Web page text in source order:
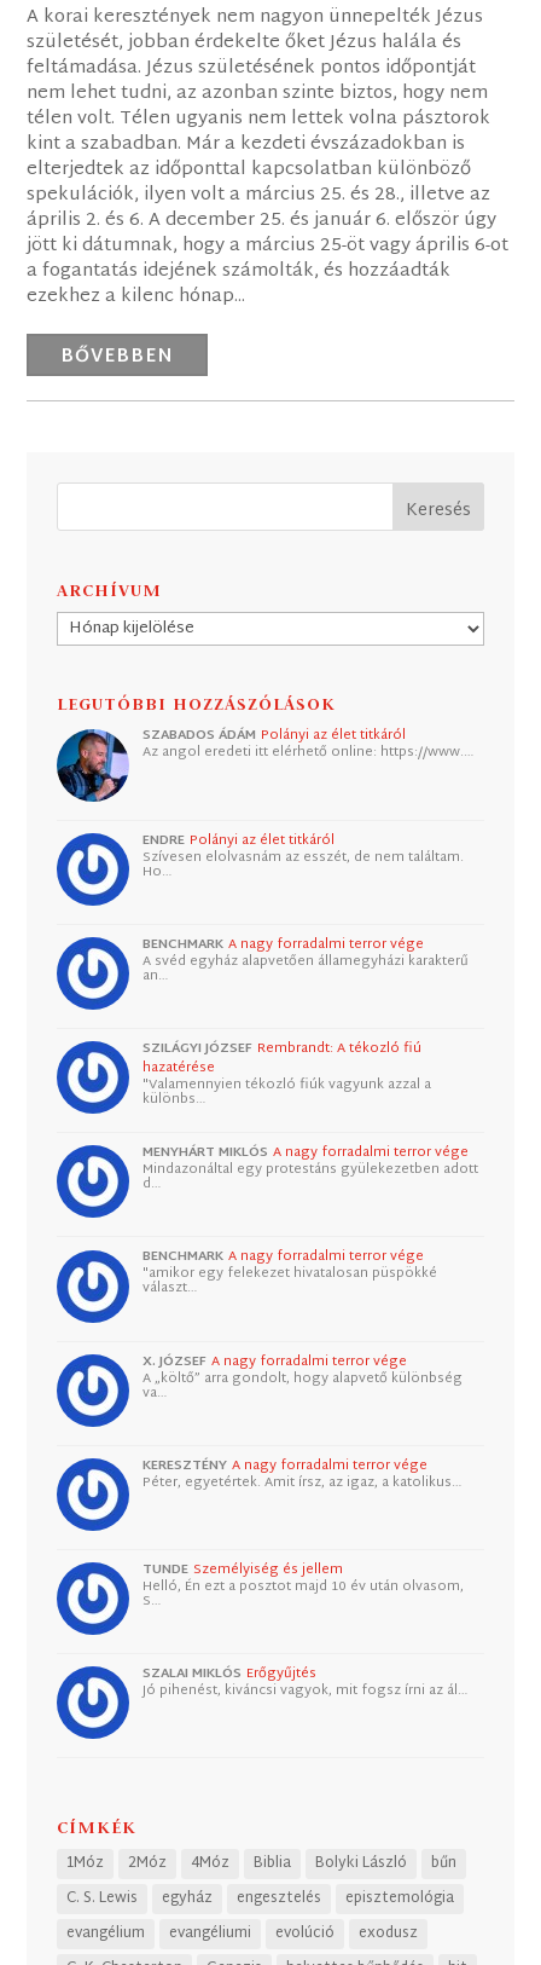
A korai keresztények nem nagyon ünnepelték Jézus
születését, jobban érdekelte őket Jézus halála és
feltámadása. Jézus születésének pontos időpontját
nem lehet tudni, az azonban szinte biztos, hogy nem
télen volt. Télen ugyanis nem lettek volna pásztorok
kint a szabadban. Már a kezdeti évszázadokban is
elterjedtek az időponttal kapcsolatban különböző
spekulációk, ilyen volt a március 25. és 28., illetve az
április 2. és 6. A december 25. és január 6. először úgy
jött ki dátumnak, hogy a március 25-öt vagy április 6-ot
a fogantatás idejének számolták, és hozzáadták
ezekhez a kilenc hónap...
BŐVEBBEN
ARCHÍVUM
Archívum
LEGUTÓBBI HOZZÁSZÓLÁSOK
SZABADOS ÁDÁM Polányi az élet titkáról
Az angol eredeti itt elérhető online: https://www.…
ENDRE Polányi az élet titkáról
Szívesen elolvasnám az esszét, de nem találtam.
Ho…
BENCHMARK A nagy forradalmi terror vége
A svéd egyház alapvetően államegyházi karakterű
an…
SZILÁGYI JÓZSEF Rembrandt: A tékozló fiú
hazatérése
"Valamennyien tékozló fiúk vagyunk azzal a
különbs…
MENYHÁRT MIKLÓS A nagy forradalmi terror vége
Mindazonáltal egy protestáns gyülekezetben adott
d…
BENCHMARK A nagy forradalmi terror vége
"amikor egy felekezet hivatalosan püspökké
választ…
X. JÓZSEF A nagy forradalmi terror vége
A „költő” arra gondolt, hogy alapvető különbség
va…
KERESZTÉNY A nagy forradalmi terror vége
Péter, egyetértek. Amit írsz, az igaz, a katolikus…
TUNDE Személyiség és jellem
Helló, Én ezt a posztot majd 10 év után olvasom,
S…
SZALAI MIKLÓS Erőgyűjtés
Jó pihenést, kiváncsi vagyok, mit fogsz írni az ál…
CÍMKÉK
1Móz 2Móz 4Móz Biblia Bolyki László
bűn
C. S. Lewis
egyház engesztelés
episztemológia
evangélium
evangéliumi evolúció
exodusz